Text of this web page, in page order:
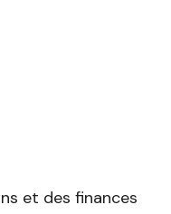
et des finances